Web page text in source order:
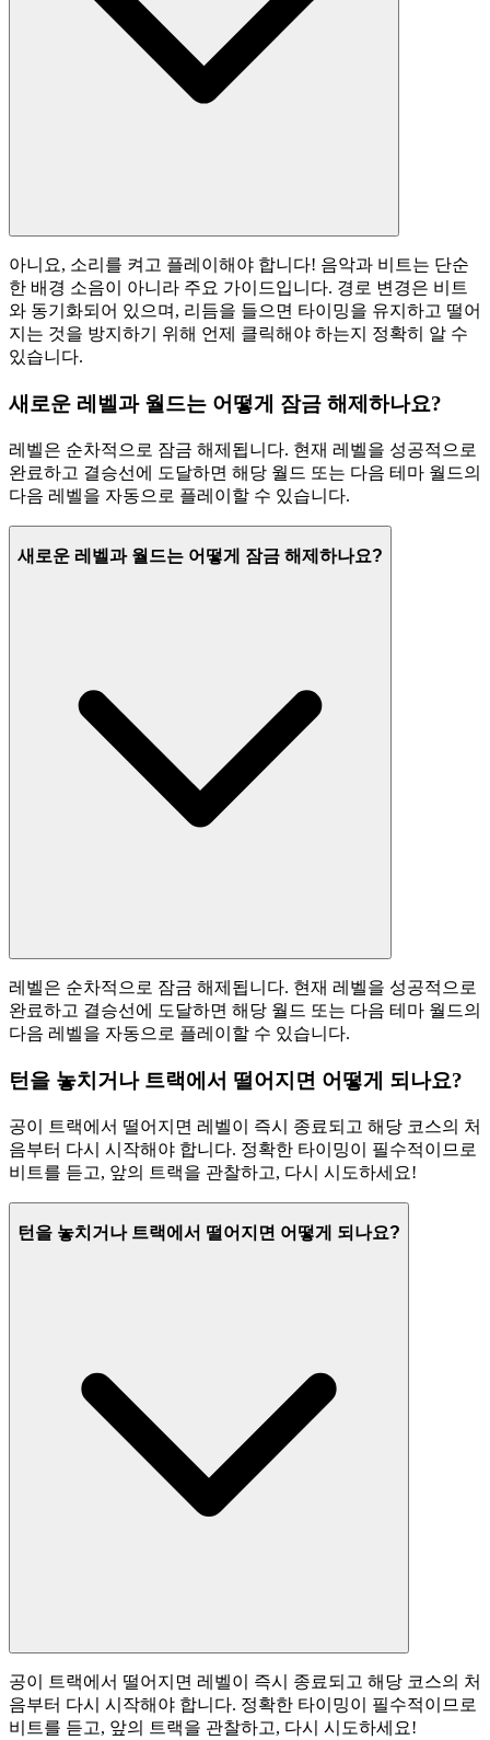
아니요, 소리를 켜고 플레이해야 합니다! 음악과 비트는 단순
한 배경 소음이 아니라 주요 가이드입니다. 경로 변경은 비트
와 동기화되어 있으며, 리듬을 들으면 타이밍을 유지하고 떨어
지는 것을 방지하기 위해 언제 클릭해야 하는지 정확히 알 수
있습니다.
새로운 레벨과 월드는 어떻게 잠금 해제하나요?
레벨은 순차적으로 잠금 해제됩니다. 현재 레벨을 성공적으로
완료하고 결승선에 도달하면 해당 월드 또는 다음 테마 월드의
다음 레벨을 자동으로 플레이할 수 있습니다.
새로운 레벨과 월드는 어떻게 잠금 해제하나요?
레벨은 순차적으로 잠금 해제됩니다. 현재 레벨을 성공적으로
완료하고 결승선에 도달하면 해당 월드 또는 다음 테마 월드의
다음 레벨을 자동으로 플레이할 수 있습니다.
턴을 놓치거나 트랙에서 떨어지면 어떻게 되나요?
공이 트랙에서 떨어지면 레벨이 즉시 종료되고 해당 코스의 처
음부터 다시 시작해야 합니다. 정확한 타이밍이 필수적이므로
비트를 듣고, 앞의 트랙을 관찰하고, 다시 시도하세요!
턴을 놓치거나 트랙에서 떨어지면 어떻게 되나요?
공이 트랙에서 떨어지면 레벨이 즉시 종료되고 해당 코스의 처
음부터 다시 시작해야 합니다. 정확한 타이밍이 필수적이므로
비트를 듣고, 앞의 트랙을 관찰하고, 다시 시도하세요!